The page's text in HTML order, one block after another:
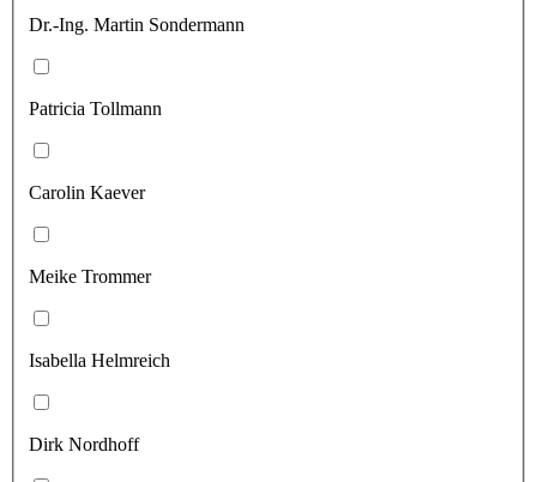
Dr.-Ing. Martin Sondermann
Patricia Tollmann
Carolin Kaever
Meike Trommer
Isabella Helmreich
Dirk Nordhoff